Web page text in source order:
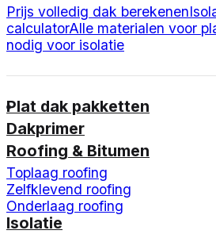
Prijs volledig dak berekenen
calculatorAlle materialen voor
nodig voor isolatie
Plat dak pakketten
Dakprimer
Roofing & Bitumen
Toplaag roofing
Zelfklevend roofing
Onderlaag roofing
Isolatie